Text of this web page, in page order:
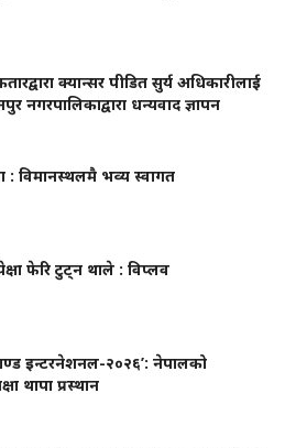
क्यान्सर पीडित सुर्य अधिकारीलाई
नगरपालिकाद्वारा धन्यवाद ज्ञापन
: विमानस्थलमै भव्य स्वागत
फेरि टुट्न थाले : विप्लव
इन्टरनेशनल-२०२६’: नेपालको
थापा प्रस्थान